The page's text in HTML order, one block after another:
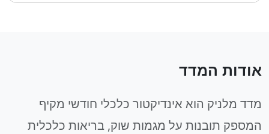
אודות המדד
מדד מלניק הוא אינדיקטור כלכלי חודשי מקיף
המספק תובנות על מגמות שוק, בריאות כלכלית